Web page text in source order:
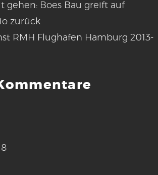
gehen: Boes Bau greift auf
zurück
RMH Flughafen Hamburg 2013-